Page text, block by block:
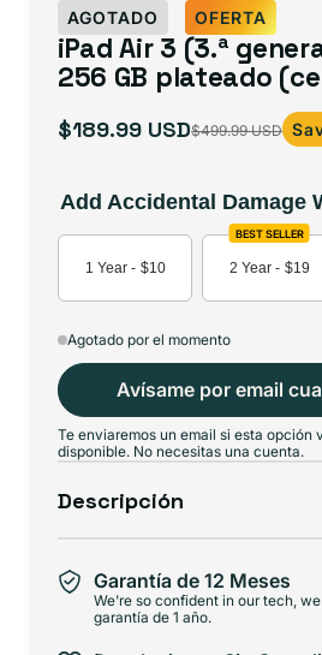
AGOTADO OFERTA
iPad Air 3 (3.ª
256 GB plateado
Precio
oferta
$189.99 USD
Precio
$499.99 USD
Add Accidental Damage
1 Year - $10
BEST SELLER
2 Year - $19
Agotado por el momento
Avísame por email
Te enviaremos un email si esta opción
disponible. No necesitas una cuenta.
Descripción
Garantía de 12 Meses
We're so confident in our tech,
garantía de 1 año.